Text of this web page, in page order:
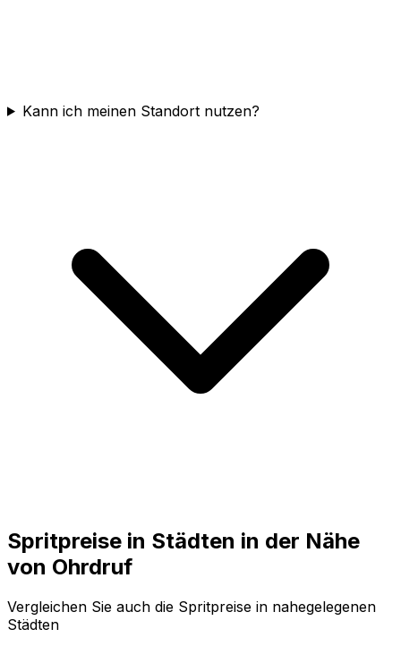
Kann ich meinen Standort nutzen?
Spritpreise in Städten in der Nähe
von Ohrdruf
Vergleichen Sie auch die Spritpreise in nahegelegenen
Städten